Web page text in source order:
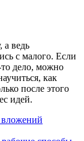
а ведь
с малого. Если
то дело, можно
как
после этого
идей.
вложений